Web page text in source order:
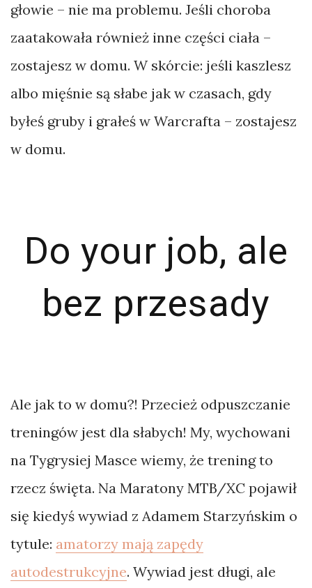
głowie – nie ma problemu. Jeśli choroba
zaatakowała również inne części ciała –
zostajesz w domu. W skórcie: jeśli kaszlesz
albo mięśnie są słabe jak w czasach, gdy
byłeś gruby i grałeś w Warcrafta – zostajesz
w domu.
Do your job, ale
bez przesady
Ale jak to w domu?! Przecież odpuszczanie
treningów jest dla słabych! My, wychowani
na Tygrysiej Masce wiemy, że trening to
rzecz święta. Na Maratony MTB/XC pojawił
się kiedyś wywiad z Adamem Starzyńskim o
tytule: amatorzy mają zapędy
autodestrukcyjne. Wywiad jest długi, ale